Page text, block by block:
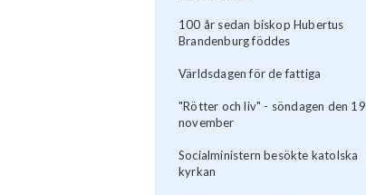
100 år sedan biskop Hubertus
Brandenburg föddes
Världsdagen för de fattiga
"Rötter och liv" - söndagen den 19
november
Socialministern besökte katolska
kyrkan